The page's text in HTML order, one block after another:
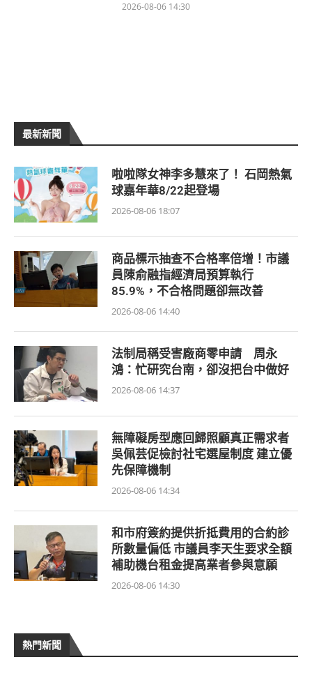
2026-08-06 14:30
最新新聞
啦啦隊女神李多慧來了！ 石岡熱氣
球嘉年華8/22起登場
2026-08-06 18:07
商品標示抽查不合格率倍增！市議
員陳俞融指經濟局預算執行
85.9%，不合格問題卻無改善
2026-08-06 14:40
法制局稱受害廠商零申請 周永
鴻：忙研究台南，卻沒把台中做好
2026-08-06 14:37
無障礙房型應回歸照顧真正需求者
吳佩芸促檢討社宅選屋制度 建立優
先保障機制
2026-08-06 14:34
和市府簽約提供折抵費用的合約診
所數量偏低 市議員李天生要求全額
補助機台租金提高業者參與意願
2026-08-06 14:30
熱門新聞